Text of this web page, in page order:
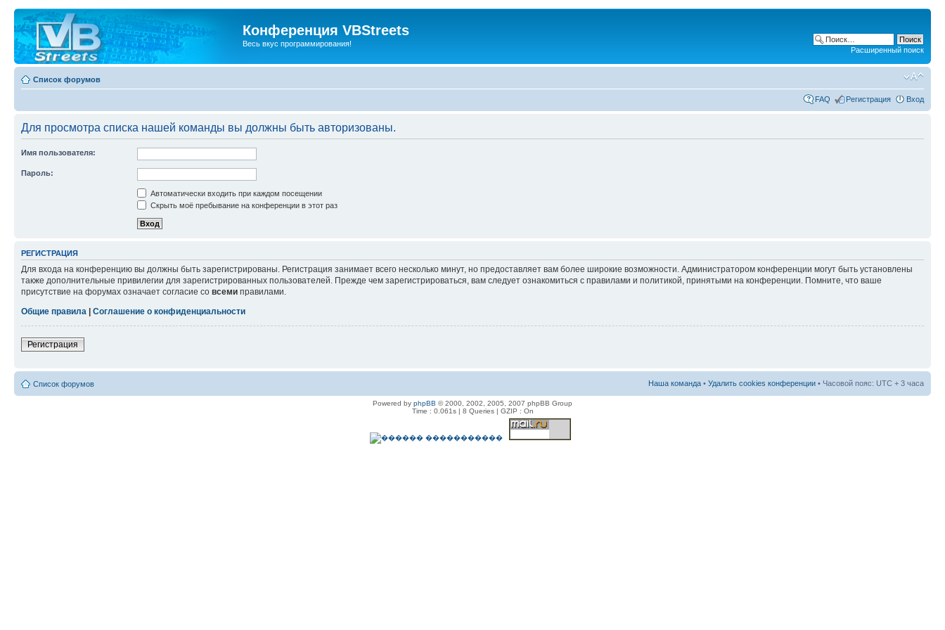
Конференция VBStreets
Весь вкус программирования!
Расширенный поиск
Список форумов
FAQ Регистрация Вход
Для просмотра списка нашей команды вы должны быть авторизованы.
Имя пользователя:
Пароль:
Автоматически входить при каждом посещении
Скрыть моё пребывание на конференции в этот раз
РЕГИСТРАЦИЯ
Для входа на конференцию вы должны быть зарегистрированы. Регистрация занимает всего несколько минут, но предоставляет вам более широкие возможности. Администратором конференции могут быть установлены
также дополнительные привилегии для зарегистрированных пользователей. Прежде чем зарегистрироваться, вам следует ознакомиться с правилами и политикой, принятыми на конференции. Помните, что ваше
присутствие на форумах означает согласие со всеми правилами.
Общие правила
Соглашение о конфиденциальности
Регистрация
Список форумов Наша команда • Удалить cookies конференции • Часовой пояс: UTC + 3 часа
Powered by phpBB © 2000, 2002, 2005, 2007 phpBB Group
Time : 0.061s | 8 Queries | GZIP : On